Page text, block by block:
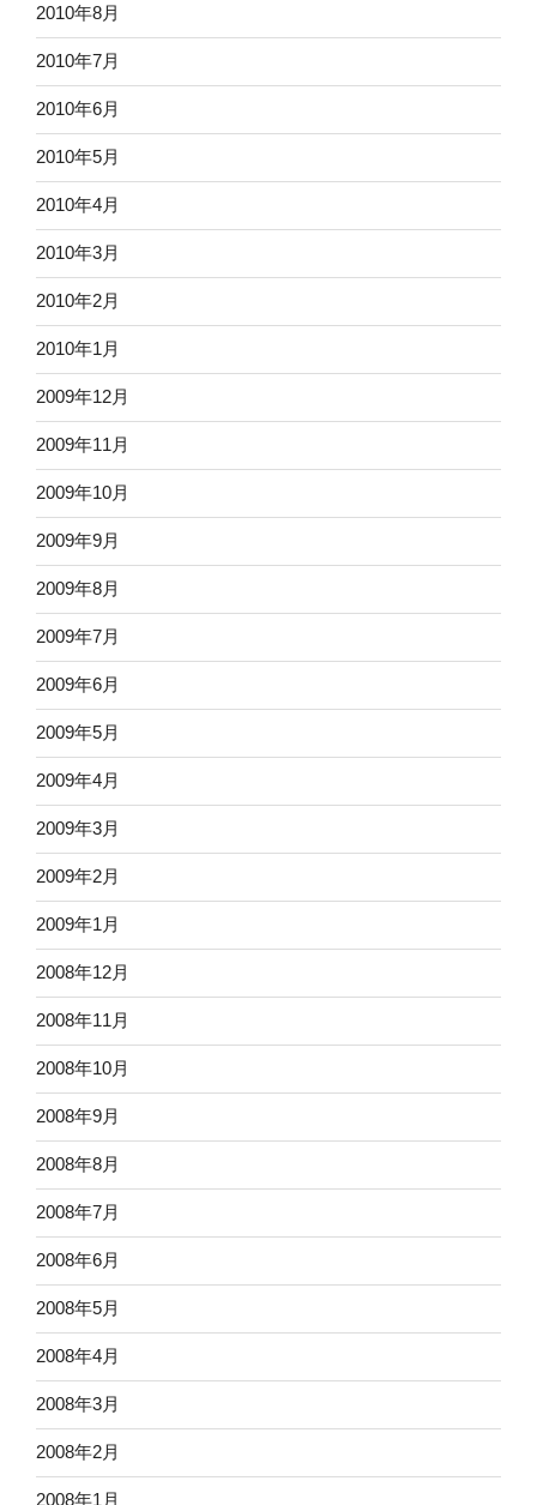
2010年8月
2010年7月
2010年6月
2010年5月
2010年4月
2010年3月
2010年2月
2010年1月
2009年12月
2009年11月
2009年10月
2009年9月
2009年8月
2009年7月
2009年6月
2009年5月
2009年4月
2009年3月
2009年2月
2009年1月
2008年12月
2008年11月
2008年10月
2008年9月
2008年8月
2008年7月
2008年6月
2008年5月
2008年4月
2008年3月
2008年2月
2008年1月